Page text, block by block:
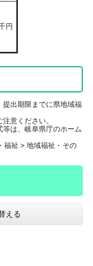
円
出期限までに県地域福
意ください。
は、岐阜県庁のホーム
福祉 > 地域福祉・その
える